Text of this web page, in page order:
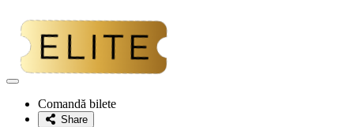
Adaugă
favoriteComandă bilete
Share